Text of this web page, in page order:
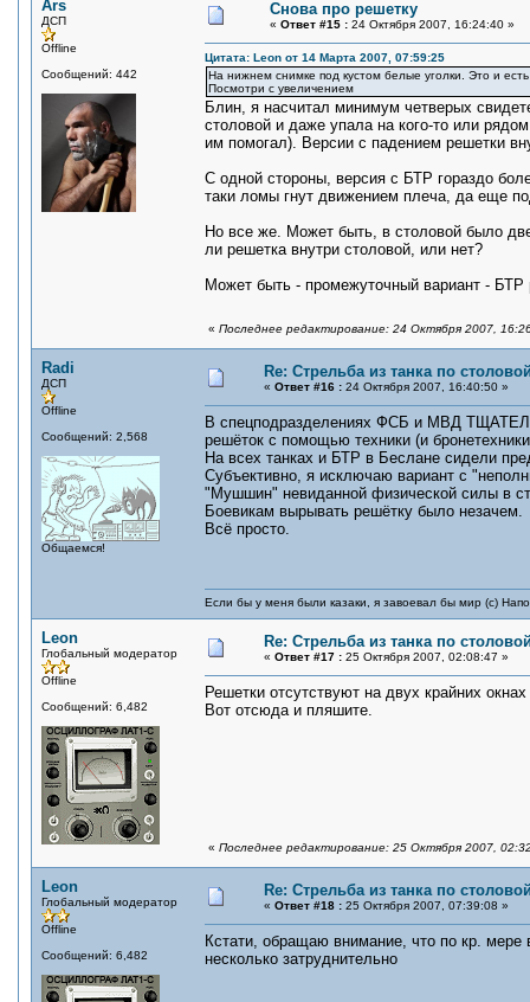
Ars
ДСП
Offline
Сообщений: 442
Снова про решетку
« Ответ #15 : 24 Октября 2007, 16:24:40 »
Цитата: Leon от 14 Марта 2007, 07:59:25
На нижнем снимке под кустом белые уголки. Это и
Посмотри с увеличением
Блин, я насчитал минимум четверых
столовой и даже упала на кого-то или
им помогал). Версии с падением решетки
С одной стороны, версия с БТР гораздо
таки ломы гнут движением плеча, да еще
Но все же. Может быть, в столовой было
ли решетка внутри столовой, или нет?
Может быть - промежуточный вариант -
« Последнее редактирование: 24 Октября 2007,
Radi
ДСП
Offline
Сообщений: 2,568
Общаемся!
Re: Стрельба из танка по
« Ответ #16 : 24 Октября 2007, 16:40:50 »
В спецподразделениях ФСБ и МВД
решёток с помощью техники (и
На всех танках и БТР в Беслане сидели
Субъективно, я исключаю вариант с
"Мушшин" невиданной физической силы в
Боевикам вырывать решётку было незачем.
Всё просто.
Если бы у меня были казаки, я завоевал бы мир (с)
Leon
Глобальный модератор
Offline
Сообщений: 6,482
Re: Стрельба из танка по
« Ответ #17 : 25 Октября 2007, 02:08:47 »
Решетки отсутствуют на двух крайних
Вот отсюда и пляшите.
« Последнее редактирование: 25 Октября 2007,
Leon
Глобальный модератор
Offline
Сообщений: 6,482
Re: Стрельба из танка по
« Ответ #18 : 25 Октября 2007, 07:39:08 »
Кстати, обращаю внимание, что по кр. мере
несколько затруднительно